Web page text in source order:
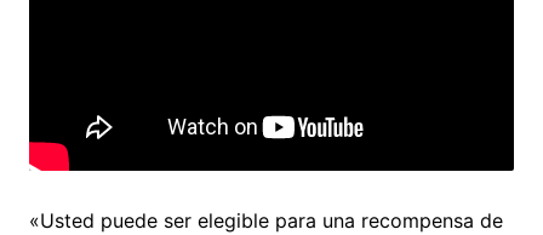
«Usted puede ser elegible para una recompensa de